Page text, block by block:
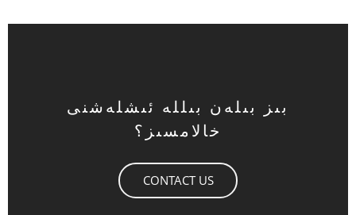
بىز بىلەن بىللە ئىشلەشنى
خالامسىز؟
CONTACT US